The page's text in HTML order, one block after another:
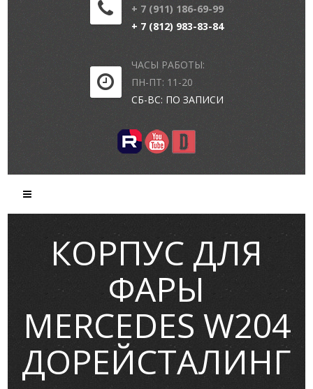
+ 7 (911) 186-69-99
+ 7 (812) 983-83-84
ЧАСЫ РАБОТЫ:
ПН-ПТ: 11-20
СБ-ВС: ПО ЗАПИСИ
КОРПУС ДЛЯ
ФАРЫ
MERCEDES W204
ДОРЕЙСТАЛИНГ